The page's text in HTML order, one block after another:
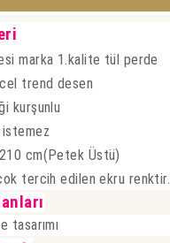
marka 1.kalite tül perde
trend desen
kurşunlu
cm(Petek Üstü)
tercih edilen ekru renktir.
tasarımı